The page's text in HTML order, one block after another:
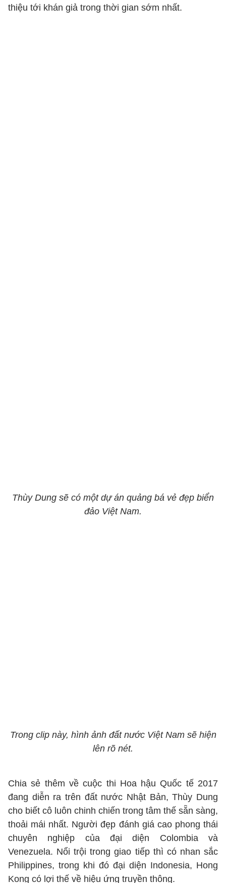
thiệu tới khán giả trong thời gian sớm nhất.
Thùy Dung sẽ có một dự án quảng bá vẻ đẹp biển
đảo Việt Nam.
Trong clip này, hình ảnh đất nước Việt Nam sẽ hiện
lên rõ nét.
Chia sẻ thêm về cuộc thi Hoa hậu Quốc tế 2017
đang diễn ra trên đất nước Nhật Bản, Thùy Dung
cho biết cô luôn chinh chiến trong tâm thế sẵn sàng,
thoải mái nhất. Người đẹp đánh giá cao phong thái
chuyên nghiệp của đại diện Colombia và
Venezuela. Nổi trội trong giao tiếp thì có nhan sắc
Philippines, trong khi đó đại diện Indonesia, Hong
Kong có lợi thế về hiệu ứng truyền thông.